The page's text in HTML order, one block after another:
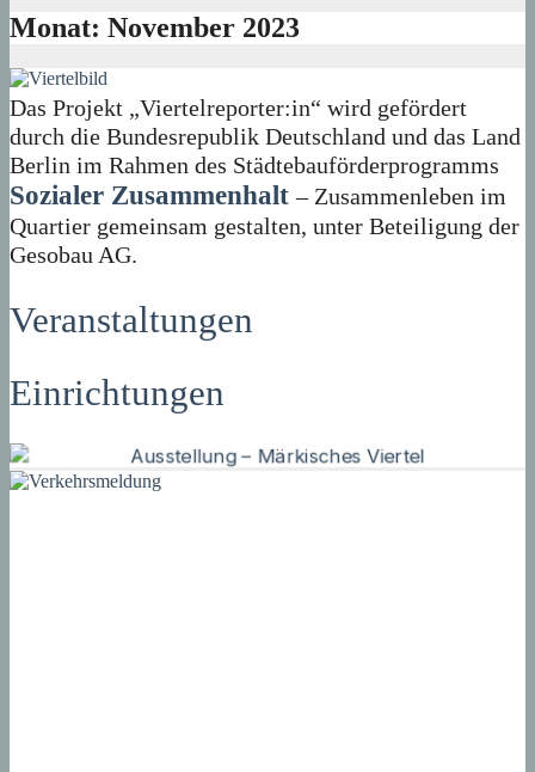
Monat: November 2023
Das Projekt „Viertelreporter:in“ wird gefördert
durch die Bundesrepublik Deutschland und das Land
Berlin im Rahmen des Städtebauförderprogramms
Sozialer Zusammenhalt – Zusammenleben im
Quartier gemeinsam gestalten, unter Beteiligung der
Gesobau AG.
Veranstaltungen
Einrichtungen